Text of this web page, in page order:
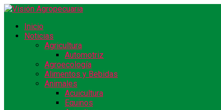
Inicio
Noticias
Agricultura
Automotriz
Agroecología
Alimentos y Bebidas
Animales
Acuicultura
Equinos